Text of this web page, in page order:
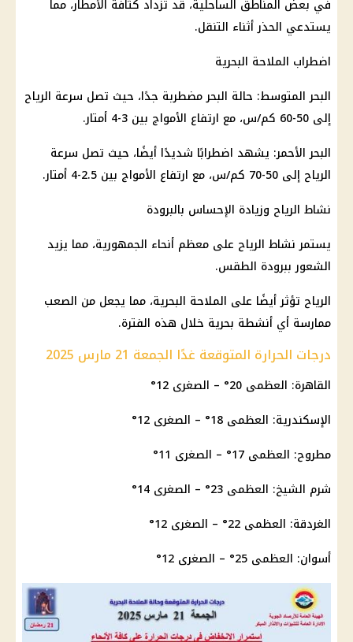
في بعض المناطق الساحلية، قد تزداد كثافة الأمطار، مما
يستدعي الحذر أثناء التنقل.
اضطراب الملاحة البحرية
البحر المتوسط: حالة البحر مضطربة جدًا، حيث تصل سرعة الرياح
إلى 50-60 كم/س، مع ارتفاع الأمواج بين 3-4 أمتار.
البحر الأحمر: يشهد اضطرابًا شديدًا أيضًا، حيث تصل سرعة
الرياح إلى 50-70 كم/س، مع ارتفاع الأمواج بين 2.5-4 أمتار.
نشاط الرياح وزيادة الإحساس بالبرودة
يستمر نشاط الرياح على معظم أنحاء الجمهورية، مما يزيد
الشعور ببرودة الطقس.
الرياح تؤثر أيضًا على الملاحة البحرية، مما يجعل من الصعب
ممارسة أي أنشطة بحرية خلال هذه الفترة.
درجات الحرارة المتوقعة غدًا الجمعة 21 مارس 2025
القاهرة: العظمى 20° – الصغرى 12°
الإسكندرية: العظمى 18° – الصغرى 12°
مطروح: العظمى 17° – الصغرى 11°
شرم الشيخ: العظمى 23° – الصغرى 14°
الغردقة: العظمى 22° – الصغرى 12°
أسوان: العظمى 25° – الصغرى 12°